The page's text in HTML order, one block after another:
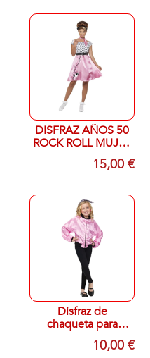
DISFRAZ AÑOS 50
ROCK ROLL MUJER
AD T-S SMIFFYS
4551515,00 €
Disfraz de
chaqueta para
mujer Fun World
12-14 AÑOS DE10,00 €